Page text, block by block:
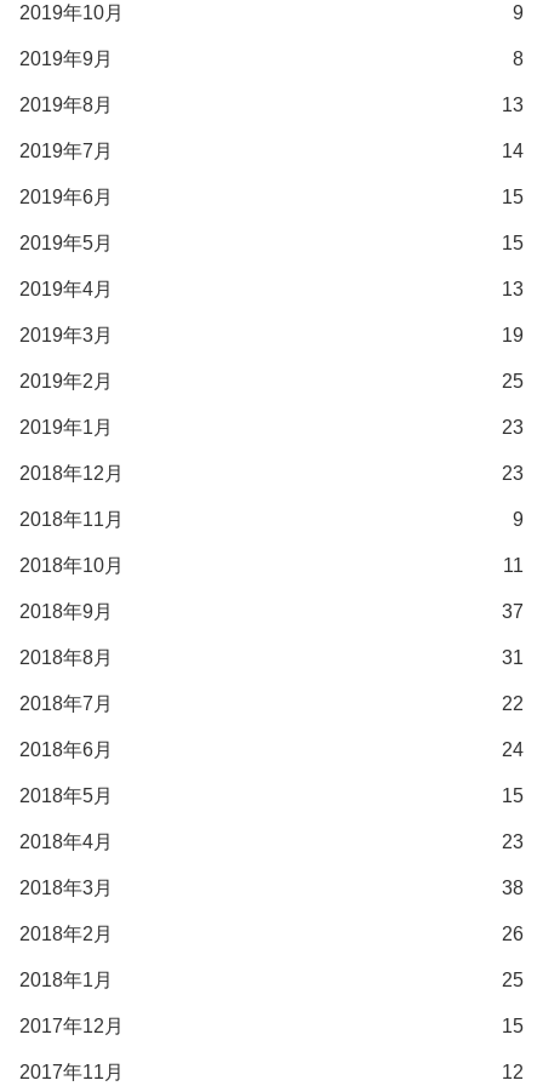
2019年10月 9
2019年9月 8
2019年8月 13
2019年7月 14
2019年6月 15
2019年5月 15
2019年4月 13
2019年3月 19
2019年2月 25
2019年1月 23
2018年12月 23
2018年11月 9
2018年10月 11
2018年9月 37
2018年8月 31
2018年7月 22
2018年6月 24
2018年5月 15
2018年4月 23
2018年3月 38
2018年2月 26
2018年1月 25
2017年12月 15
2017年11月 12